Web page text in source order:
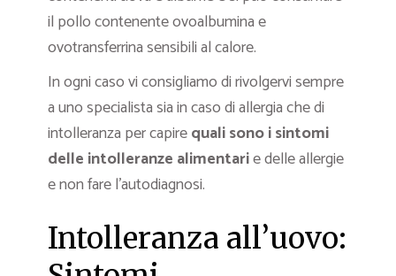
il pollo contenente ovoalbumina e
ovotransferrina sensibili al calore.
In ogni caso vi consigliamo di rivolgervi sempre
a uno specialista sia in caso di allergia che di
intolleranza per capirequali sono i sintomi
delle intolleranze alimentarie delle allergie
e non fare l’autodiagnosi.
Intolleranza all’uovo: